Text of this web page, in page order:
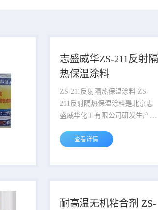
志盛威华ZS-211反射隔
热保温涂料
ZS-211反射隔热保温涂料 ZS-
211反射隔热保温涂料是北京志
盛威华化工有限公司研发生产的
导型涂料。该产品为单组分改性
白色粘稠状浆体，固含量达到
保温、装饰防水防霉、防火防
查看详情
耐高温无机粘合剂 ZS-